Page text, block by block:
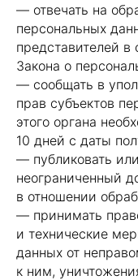
— отвечать на
персональных
представителей в
Закона о
— сообщать в
прав субъектов
этого органа
10 дней с даты
— публиковать
неограниченный
в отношении
— принимать
и технические
данных от
к ним,